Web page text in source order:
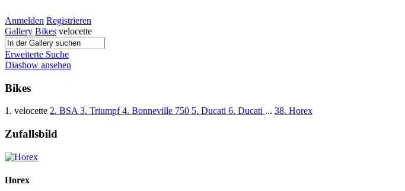
Anmelden Registrieren
Gallery Bikes velocette
Erweiterte Suche
Diashow ansehen
Bikes
1. velocette 2. BSA3. Triumpf4. Bonneville 750 5. Ducati 6. Ducati ... 38. Horex
Zufallsbild
Horex